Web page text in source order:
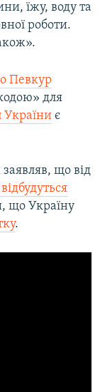
їжу, воду та
роботи.
Певкур
для
України є
що від
що Україну
.